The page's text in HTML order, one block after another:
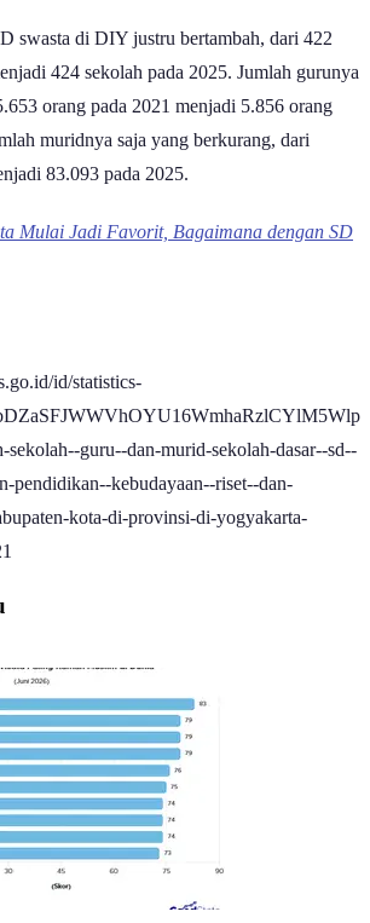
swasta di DIY justru bertambah, dari 422
424 sekolah pada 2025. Jumlah gurunya
orang pada 2021 menjadi 5.856 orang
muridnya saja yang berkurang, dari
83.093 pada 2025.
Mulai Jadi Favorit, Bagaimana dengan SD
id/statistics-
guru--dan-murid-sekolah-dasar--sd--
pendidikan--kebudayaan--riset--dan-
kota-di-provinsi-di-yogyakarta-